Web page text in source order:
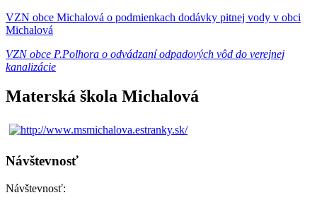
VZN obce Michalová o podmienkach dodávky pitnej vody v obci
Michalová
VZN obce P.Polhora o odvádzaní odpadových vôd do verejnej
kanalizácie
Materská škola Michalová
Návštevnosť
Návštevnosť: